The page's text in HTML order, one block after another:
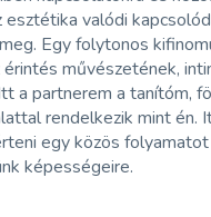
esztétika valódi
Egy folytonos
művészetének,
a partnerem a tanítóm,
rendelkezik mint én.
egy közös folyamatot
képességeire.